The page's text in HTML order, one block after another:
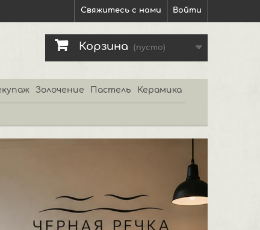
Войти
Свяжитесь с нами
Корзина (пусто)
Золочение Пастель Керамика